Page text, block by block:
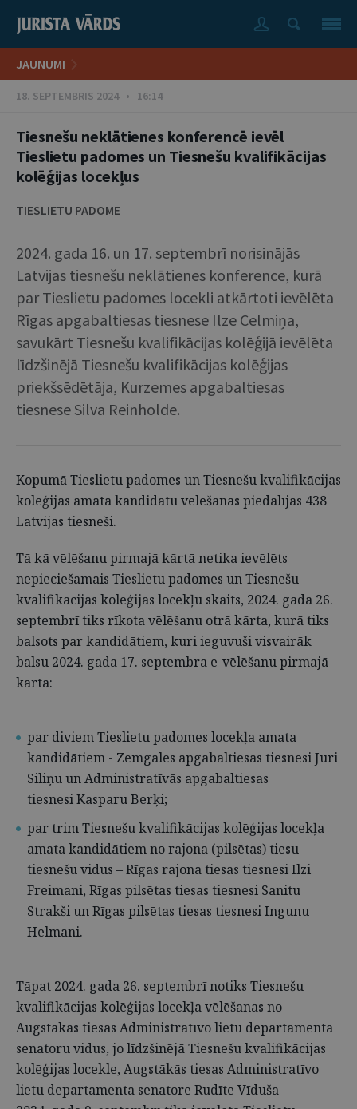
JAUNUMI
18. SEPTEMBRIS 2024 • 16:14
Tiesnešu neklātienes konferencē ievēl
Tieslietu padomes un Tiesnešu kvalifikācijas
kolēģijas locekļus
TIESLIETU PADOME
2024. gada 16. un 17. septembrī norisinājās
Latvijas tiesnešu neklātienes konference, kurā
par Tieslietu padomes locekli atkārtoti ievēlēta
Rīgas apgabaltiesas tiesnese Ilze Celmiņa,
savukārt Tiesnešu kvalifikācijas kolēģijā ievēlēta
līdzšinējā Tiesnešu kvalifikācijas kolēģijas
priekšsēdētāja, Kurzemes apgabaltiesas
tiesnese Silva Reinholde.
Kopumā Tieslietu padomes un Tiesnešu kvalifikācijas
kolēģijas amata kandidātu vēlēšanās piedalījās 438
Latvijas tiesneši.
Tā kā vēlēšanu pirmajā kārtā netika ievēlēts
nepieciešamais Tieslietu padomes un Tiesnešu
kvalifikācijas kolēģijas locekļu skaits, 2024. gada 26.
septembrī tiks rīkota vēlēšanu otrā kārta, kurā tiks
balsots par kandidātiem, kuri ieguvuši visvairāk
balsu 2024. gada 17. septembra e-vēlēšanu pirmajā
kārtā:
par diviem Tieslietu padomes locekļa amata
kandidātiem - Zemgales apgabaltiesas tiesnesi Juri
Siliņu un Administratīvās apgabaltiesas
tiesnesi Kasparu Berķi;
par trim Tiesnešu kvalifikācijas kolēģijas locekļa
amata kandidātiem no rajona (pilsētas) tiesu
tiesnešu vidus – Rīgas rajona tiesas tiesnesi Ilzi
Freimani, Rīgas pilsētas tiesas tiesnesi Sanitu
Strakši un Rīgas pilsētas tiesas tiesnesi Ingunu
Helmani.
Tāpat 2024. gada 26. septembrī notiks Tiesnešu
kvalifikācijas kolēģijas locekļa vēlēšanas no
Augstākās tiesas Administratīvo lietu departamenta
senatoru vidus, jo līdzšinējā Tiesnešu kvalifikācijas
kolēģijas locekle, Augstākās tiesas Administratīvo
lietu departamenta senatore Rudīte Vīduša